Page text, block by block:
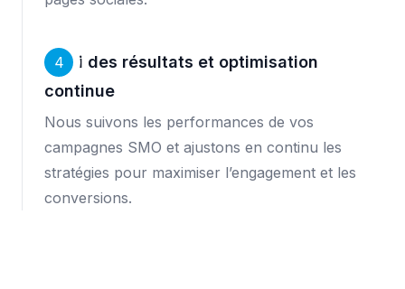
4
Suivi des résultats et optimisation
continue
Nous suivons les performances de vos
campagnes SMO et ajustons en continu les
stratégies pour maximiser l’engagement et les
conversions.